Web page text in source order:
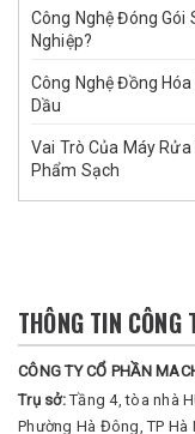
Công Nghệ Đóng Gói
Nghiệp?
Công Nghệ Đồng
Dầu
Vai Trò Của Máy
Phẩm Sạch
THÔNG TIN CÔNG
CÔNG TY CỔ PHẦN
Trụ sở:Tầng 4, tòa nhà
Phường Hà Đông, TP Hà